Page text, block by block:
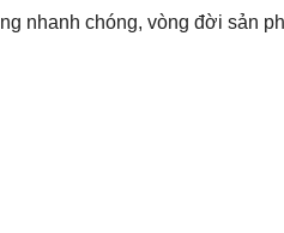
nhanh chóng, vòng đời sản